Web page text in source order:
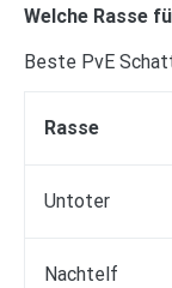
Welche Rasse
Beste PvE
Rasse
Untoter
Nachtelf